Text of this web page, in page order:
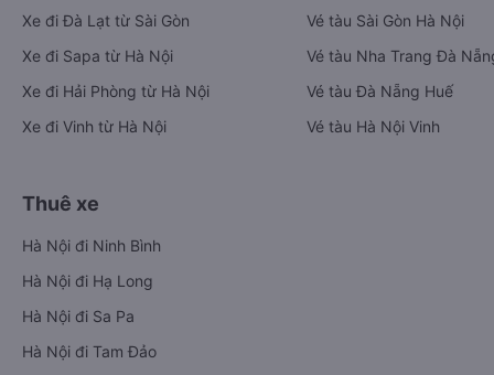
Xe đi Đà Lạt từ Sài Gòn
Xe đi Sapa từ Hà Nội
Xe đi Hải Phòng từ Hà Nội
Xe đi Vinh từ Hà Nội
Vé tàu Sài Gòn Hà Nội
Vé tàu Nha Trang Đà
Vé tàu Đà Nẵng Huế
Vé tàu Hà Nội Vinh
Thuê xe
Hà Nội đi Ninh Bình
Hà Nội đi Hạ Long
Hà Nội đi Sa Pa
Hà Nội đi Tam Đảo